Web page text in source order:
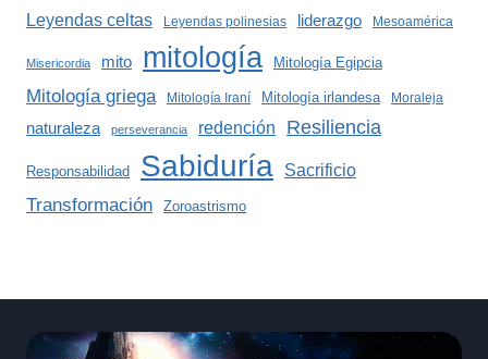
Leyendas celtas Leyendas polinesias liderazgo Mesoamérica
Misericordia mito mitología Mitología Egipcia
Mitología griega Mitología Iraní Mitología irlandesa Moraleja
naturaleza perseverancia redención Resiliencia
Responsabilidad Sabiduría Sacrificio
Transformación Zoroastrismo